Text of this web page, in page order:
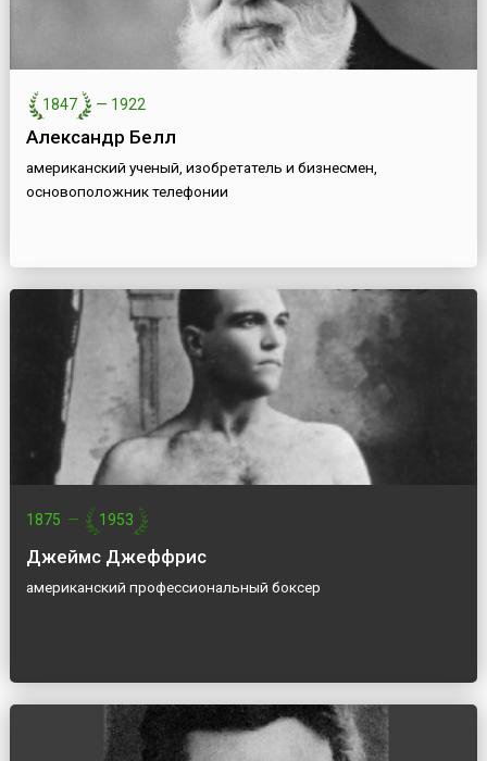
1847 — 1922
Александр Белл
американский ученый, изобретатель и бизнесмен,
основоположник телефонии
1875 — 1953
Джеймс Джеффрис
американский профессиональный боксер